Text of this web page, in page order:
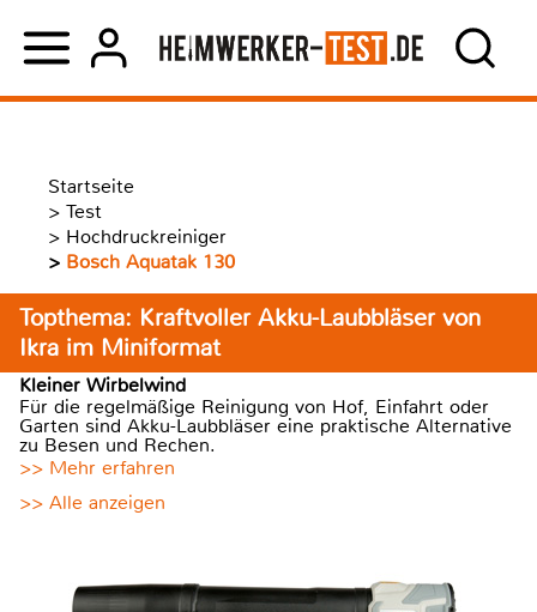
Startseite
> Test
> Hochdruckreiniger
> Bosch Aquatak 130
Topthema: Kraftvoller Akku-Laubbläser von
Ikra im Miniformat
Kleiner Wirbelwind
Für die regelmäßige Reinigung von Hof, Einfahrt oder
Garten sind Akku-Laubbläser eine praktische Alternative
zu Besen und Rechen.
>> Mehr erfahren
>> Alle anzeigen